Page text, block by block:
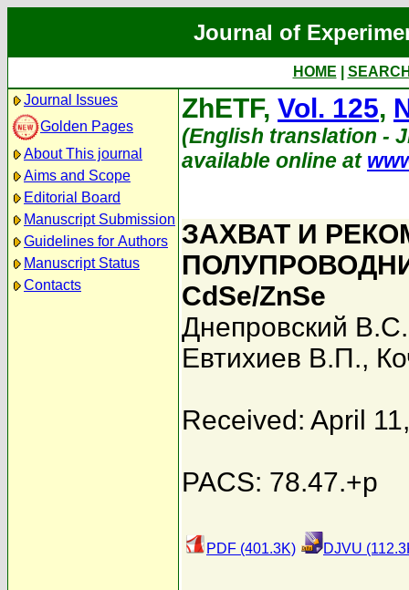
Journal of
HOME
Journal Issues
Golden Pages
About This journal
Aims and Scope
Editorial Board
Manuscript Submission
Guidelines for Authors
Manuscript Status
Contacts
ZhETF, Vol. 125,
(English translation -
available online at
ЗАХВАТ И
CdSe/ZnSe
Днепровский В.С.
Евтихиев В.П.,
Received: April
PACS: 78.47.+p
PDF (401.3K) DJVU